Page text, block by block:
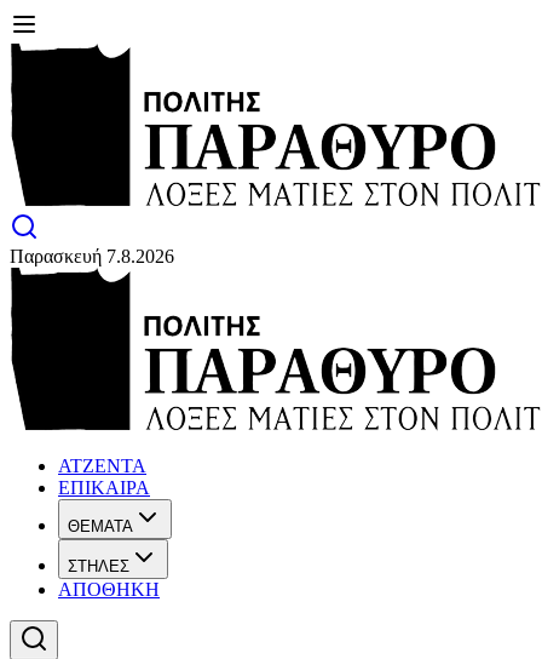
Παρασκευή 7.8.2026
ΑΤΖΕΝΤΑ
ΕΠΙΚΑΙΡΑ
ΘΕΜΑΤΑ
ΣΤΗΛΕΣ
ΑΠΟΘΗΚΗ